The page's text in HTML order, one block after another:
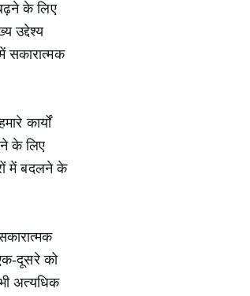
के लिए
उद्देश्य
सकारात्मक
कार्यों
के लिए
में बदलने के
दूसरे को
अत्यधिक